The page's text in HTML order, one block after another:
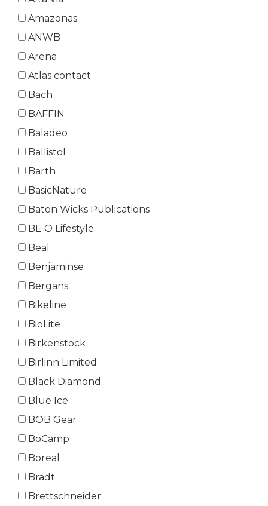
Amazonas
ANWB
Arena
Atlas contact
Bach
BAFFIN
Baladeo
Ballistol
Barth
BasicNature
Baton Wicks Publications
BE O Lifestyle
Beal
Benjaminse
Bergans
Bikeline
BioLite
Birkenstock
Birlinn Limited
Black Diamond
Blue Ice
BOB Gear
BoCamp
Boreal
Bradt
Brettschneider